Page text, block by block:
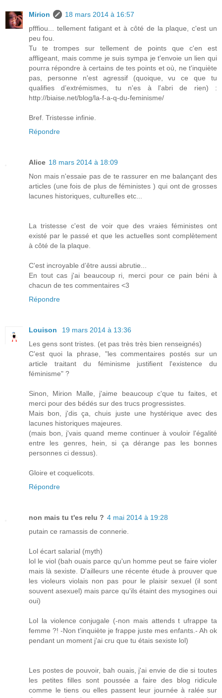
Mirion
18 mars 2014 à 16:57
pfffiou... tellement fatigant et à côté de la plaque, c'est un
peu fou.
Tu te trompes sur tellement de points que c'en est
affligeant, mais comme je suis sympa je t'envoie un lien qui
pourra répondre à certains de tes points et où, ne t'inquiète
pas, personne n'est agressif (quoique, vu ce que tu
qualifies d’extrémismes, tu n'es à l'abri de rien) :
http://biaise.net/blog/la-f-a-q-du-feminisme/
Bref. Tristesse infinie.
Répondre
Alice 18 mars 2014 à 18:09
Non mais n'essaie pas de te rassurer en me balançant des
articles (une fois de plus de féministes ) qui ont de grosses
lacunes historiques, culturelles etc...
La tristesse c'est de voir que des vraies féministes ont
existé par le passé et que les actuelles sont complètement
à côté de la plaque.
C'est incroyable d’être aussi abrutie...
En tout cas j'ai beaucoup ri, merci pour ce pain béni à
chacun de tes commentaires <3
Répondre
Louison
19 mars 2014 à 13:36
Les gens sont tristes. (et pas très très bien renseignés)
C'est quoi la phrase, "les commentaires postés sur un
article traitant du féminisme justifient l'existence du
féminisme" ?
Sinon, Mirion Malle, j'aime beaucoup c'que tu faites, et
merci pour des bédés sur des trucs progressistes.
Mais bon, j'dis ça, chuis juste une hystérique avec des
lacunes historiques majeures.
(mais bon, j'vais quand meme continuer à vouloir l'égalité
entre les genres, hein, si ça dérange pas les bonnes
personnes ci dessus).
Gloire et coquelicots.
Répondre
non mais tu t'es relu ? 4 mai 2014 à 19:28
putain ce ramassis de connerie.
Lol écart salarial (myth)
lol le viol (bah ouais parce qu'un homme peut se faire violer
mais là sexiste. D'ailleurs une récente étude à prouver que
les violeurs violais non pas pour le plaisir sexuel (il sont
souvent asexuel) mais parce qu'ils étaint des mysogines oui
oui)
Lol la violence conjugale (-non mais attends t ufrappe ta
femme ?! -Non t'inquiète je frappe juste mes enfants.- Ah ok
pendant un moment j'ai cru que tu étais sexiste lol)
Les postes de pouvoir, bah ouais, j'ai envie de die si toutes
les petites filles sont poussée a faire des blog ridicule
comme le tiens ou elles passent leur journée à ralée sur